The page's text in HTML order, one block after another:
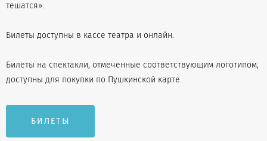
тешатся».
Билеты доступны в кассе театра и онлайн.
Билеты на спектакли, отмеченные соответствующим логотипом,
доступны для покупки по Пушкинской карте.
БИЛЕТЫ